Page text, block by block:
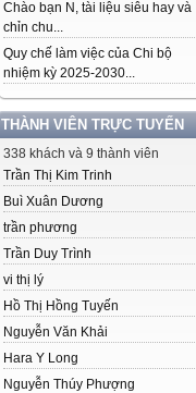
Chào bạn N, tài liệu siêu hay và
chỉn chu...
Quy chế làm việc của Chi bộ
nhiệm kỳ 2025-2030...
THÀNH VIÊN TRỰC TUYẾN
338 khách và 9 thành viên
Trần Thị Kim Trinh
Buì Xuân Dương
trần phương
Trần Duy Trình
vi thị lý
Hồ Thị Hồng Tuyến
Nguyễn Văn Khải
Hara Y Long
Nguyễn Thúy Phượng